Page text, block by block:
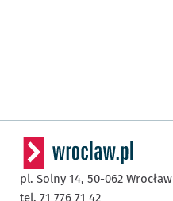
pl. Solny 14, 50-062 Wrocław
tel. 71 776 71 42